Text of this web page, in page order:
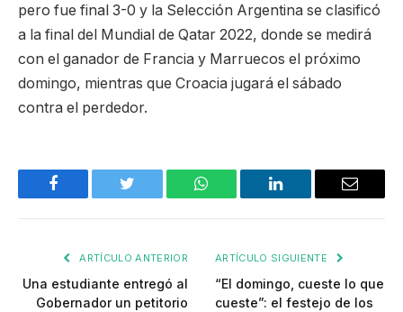
pero fue final 3-0 y la Selección Argentina se clasificó
a la final del Mundial de Qatar 2022, donde se medirá
con el ganador de Francia y Marruecos el próximo
domingo, mientras que Croacia jugará el sábado
contra el perdedor.
Facebook Twitter WhatsApp LinkedIn Email
ARTÍCULO ANTERIOR
Una estudiante entregó al
Gobernador un petitorio
ARTÍCULO SIGUIENTE
“El domingo, cueste lo que
cueste”: el festejo de los